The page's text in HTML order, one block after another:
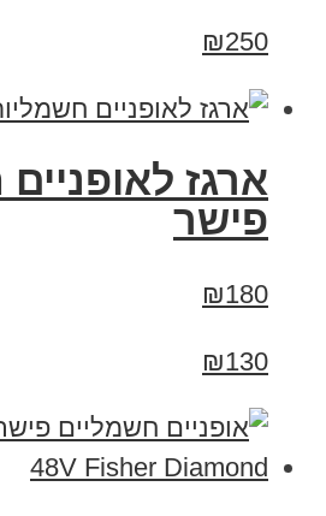
₪250
ארגז
פישר
₪180
₪130